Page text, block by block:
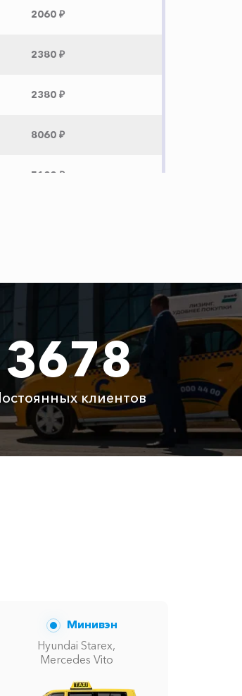
2060 ₽
2380 ₽
2380 ₽
8060 ₽
5100 ₽
12180 ₽
Бесплатно
Бесплатно
3678
клиентов
Минивэн
Hyundai Starex,
Mercedes Vito